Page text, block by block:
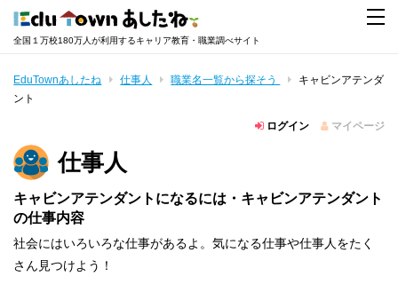
全国１万校180万人が利用するキャリア教育・職業調べサイト
EduTownあしたね 仕事人 職業名一覧から探そう
キャビンアテンダ
ント
ログイン マイページ
仕事人
キャビンアテンダントになるには・キャビンアテンダント
の仕事内容
社会にはいろいろな仕事があるよ。気になる仕事や仕事人をたく
さん見つけよう！